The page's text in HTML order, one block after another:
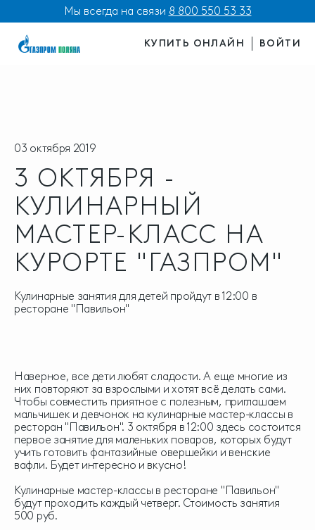
Мы всегда на связи 8 800 550 53 33
КУПИТЬ ОНЛАЙН ВОЙТИ
03 октября 2019
3 ОКТЯБРЯ -
КУЛИНАРНЫЙ
МАСТЕР-КЛАСС НА
КУРОРТЕ "ГАЗПРОМ"
Кулинарные занятия для детей пройдут в 12:00 в
ресторане "Павильон"
Наверное, все дети любят сладости. А еще многие из
них повторяют за взрослыми и хотят всё делать сами.
Чтобы совместить приятное с полезным, приглашаем
мальчишек и девчонок на кулинарные мастер-классы в
ресторан "Павильон". 3 октября в 12:00 здесь состоится
первое занятие для маленьких поваров, которых будут
учить готовить фантазийные овершейки и венские
вафли. Будет интересно и вкусно!
Кулинарные мастер-классы в ресторане "Павильон"
будут проходить каждый четверг. Стоимость занятия
500 руб.